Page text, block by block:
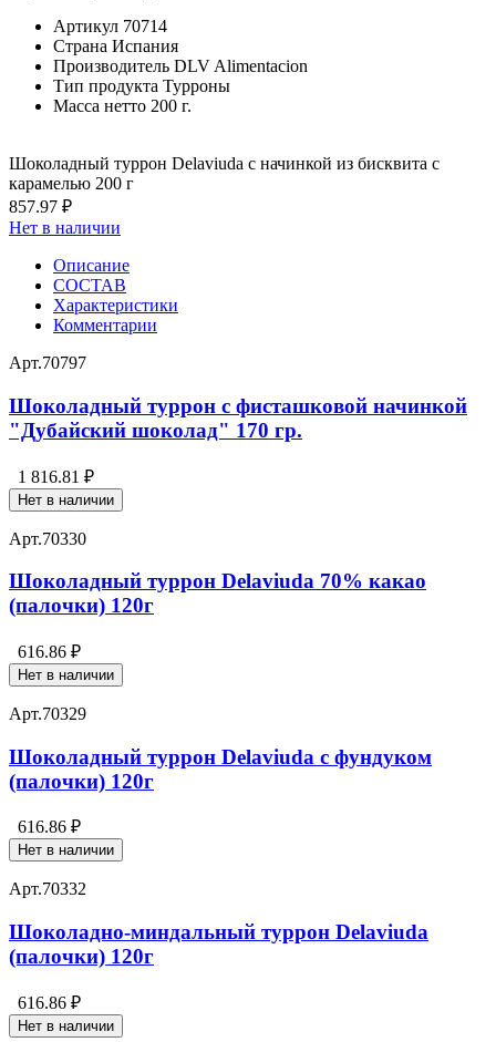
Артикул 70714
Страна Испания
Производитель DLV Alimentacion
Тип продукта Турроны
Масса нетто 200 г.
Шоколадный туррон Delaviuda с начинкой из бисквита с
карамелью 200 г
857.97 ₽
Нет в наличии
Описание
СОСТАВ
Характеристики
Комментарии
Арт.70797
Шоколадный туррон с фисташковой начинкой
"Дубайский шоколад" 170 гр.
1 816.81 ₽
Нет в наличии
Арт.70330
Шоколадный туррон Delaviuda 70% какао
(палочки) 120г
616.86 ₽
Нет в наличии
Арт.70329
Шоколадный туррон Delaviuda с фундуком
(палочки) 120г
616.86 ₽
Нет в наличии
Арт.70332
Шоколадно-миндальный туррон Delaviuda
(палочки) 120г
616.86 ₽
Нет в наличии